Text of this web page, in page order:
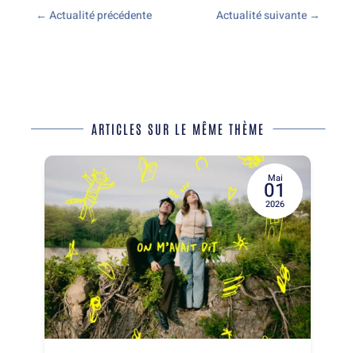
← Actualité précédente Actualité suivante →
ARTICLES SUR LE MÊME THÈME
Mai
01
2026